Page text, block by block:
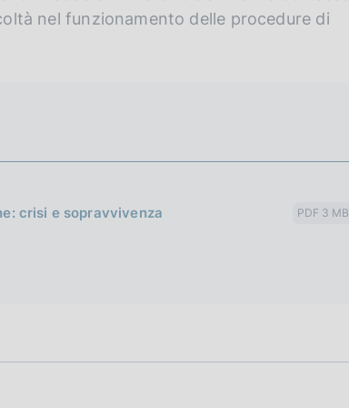
nel funzionamento delle procedure di
crisi e sopravvivenza PDF 3 MB